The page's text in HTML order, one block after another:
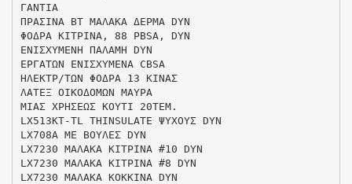
ΓΑΝΤΙΑ
ΠΡΑΣΙΝΑ ΒΤ ΜΑΛΑΚΑ ΔΕΡΜΑ DYN
ΦΟΔΡΑ ΚΙΤΡΙΝΑ, 88 PBSA, DYN
ΕΝΙΣΧΥΜΕΝΗ ΠΑΛΑΜΗ DYN
ΕΡΓΑΤΩΝ ΕΝΙΣΧΥΜΕΝΑ CBSA
ΗΛΕΚΤΡ/ΤΩΝ ΦΟΔΡΑ 13 ΚΙΝΑΣ
ΛΑΤΕΞ ΟΙΚΟΔΟΜΩΝ ΜΑΥΡΑ
ΜΙΑΣ ΧΡΗΣΕΩΣ ΚΟΥΤΙ 20ΤΕΜ.
LX513KT-TL THINSULATE ΨΥΧΟΥΣ DYN
LX708A ΜΕ ΒΟΥΛΕΣ DYN
LX7230 ΜΑΛΑΚΑ ΚΙΤΡΙΝΑ #10 DYN
LX7230 ΜΑΛΑΚΑ ΚΙΤΡΙΝΑ #8 DYN
LX7230 ΜΑΛΑΚΑ ΚΟΚΚΙΝΑ DYN